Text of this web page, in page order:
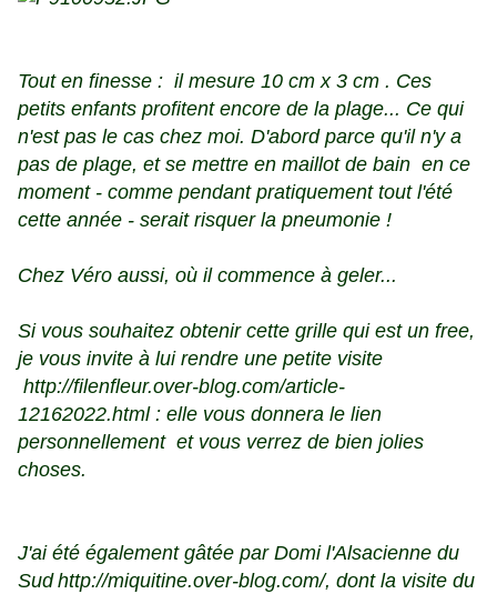
Tout en finesse : il mesure 10 cm x 3 cm . Ces
petits enfants profitent encore de la plage... Ce qui
n'est pas le cas chez moi. D'abord parce qu'il n'y a
pas de plage, et se mettre en maillot de bain en ce
moment - comme pendant pratiquement tout l'été
cette année - serait risquer la pneumonie !
Chez Véro aussi, où il commence à geler...
Si vous souhaitez obtenir cette grille qui est un free,
je vous invite à lui rendre une petite visite
http://filenfleur.over-blog.com/article-
12162022.html: elle vous donnera le lien
personnellement et vous verrez de bien jolies
choses.
J'ai été également gâtée par Domi l'Alsacienne du
Sud http://miquitine.over-blog.com/, dont la visite du